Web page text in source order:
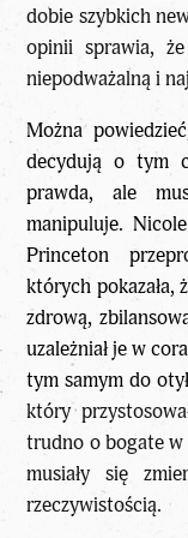
dobie szybkich
opinii sprawia,
niepodważalną i
Można
decydują o tym
prawda, ale
manipuluje.
Princeton
których pokazała,
zdrową,
uzależniał je w
tym samym do
który
trudno o bogate w
musiały się
rzeczywistością.